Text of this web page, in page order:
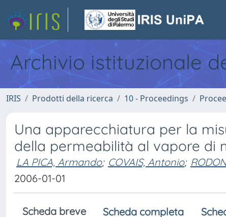
Archivio istituzionale
IRIS Prodotti della ricerca 10 - Proceedings
Una apparecchiatura per la
della permeabilità al vapore di
LA PICA, Armando; COVAIS, Antonio;
2006-01-01
Scheda breve Scheda completa